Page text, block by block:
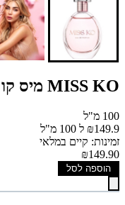
MISS KO מיס קו או-דה פרפיום לאשה
100 מ"ל
₪149.9 ל 100 מ"ל
זמינות: קיים במלאי
₪149.90
הוספה לסל